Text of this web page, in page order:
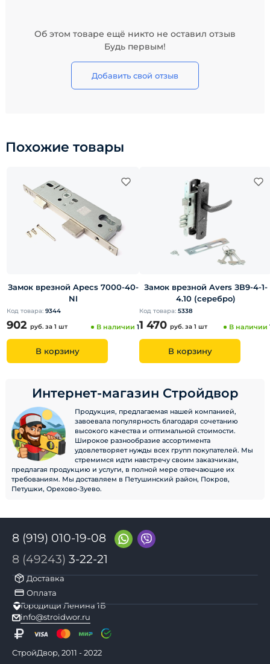
Об этом товаре ещё никто не оставил отзыв
Будь первым!
Добавить свой отзыв
Похожие товары
Замок врезной Apecs 7000-40-
NI
Код товара: 9344
902 руб. за 1 шт В наличии 1
В корзину
Замок врезной Avers ЗВ9-4-1-
4.10 (серебро)
Код товара: 5338
1 470 руб. за 1 шт В наличии
В корзину
Интернет-магазин Стройдвор
Продукция, предлагаемая нашей компанией,
завоевала популярность благодаря сочетанию
высокого качества и оптимальной стоимости.
Широкое разнообразие ассортимента
удовлетворяет нужды всех групп покупателей. Мы
стремимся идти навстречу своим заказчикам,
предлагая продукцию и услуги, в полной мере отвечающие их
требованиям. Мы доставляем в Петушинский район, Покров,
Петушки, Орехово-Зуево.
8 (919) 010-19-08
8 (49243) 3-22-21
Доставка
Оплата
Городищи Ленина 1Б
info@stroidwor.ru
СтройДвор, 2011 - 2022